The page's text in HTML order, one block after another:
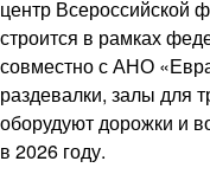
центр Всероссийской
строится в рамках
совместно с АНО
раздевалки, залы для
оборудуют дорожки и
в 2026 году.